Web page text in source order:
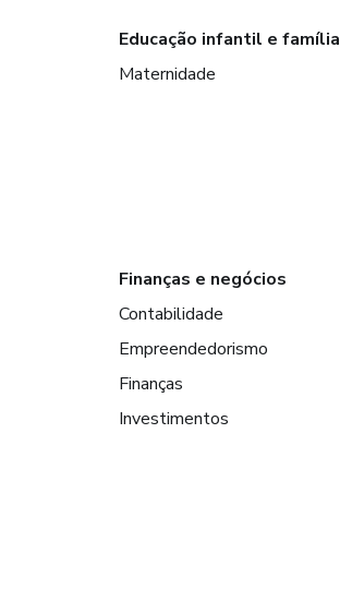
Educação infantil e família
Maternidade
Finanças e negócios
Contabilidade
Empreendedorismo
Finanças
Investimentos